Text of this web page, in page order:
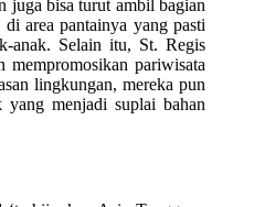
juga bisa turut ambil bagian
area pantainya yang pasti
anak. Selain itu, St. Regis
pariwisata
lingkungan, mereka pun
menjadi suplai bahan